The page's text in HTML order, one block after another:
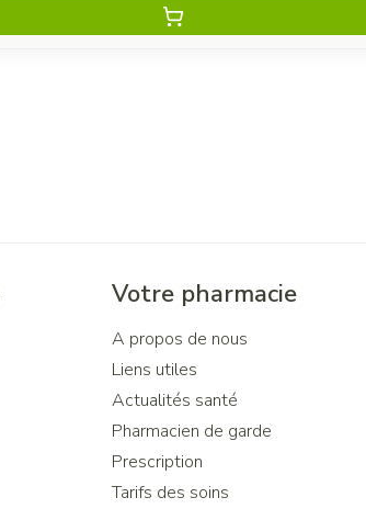
Votre pharmacie
A propos de nous
Liens utiles
Actualités santé
Pharmacien de garde
Prescription
Tarifs des soins